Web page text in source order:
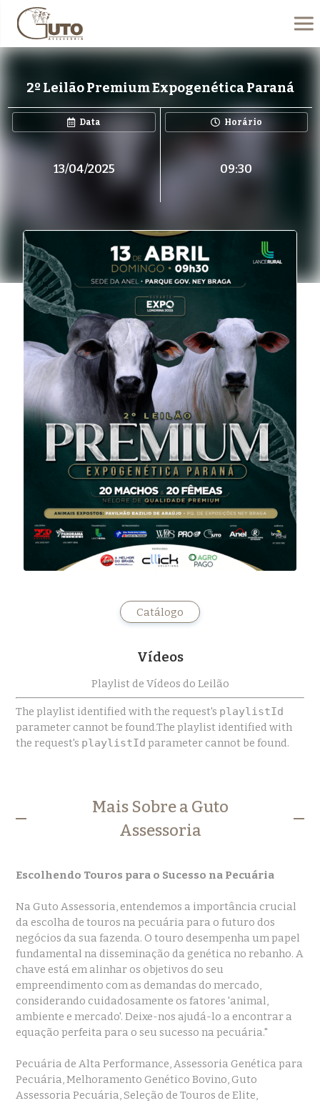
2º Leilão Premium Expogenética Paraná
Data
13/04/2025
Horário
09:30
Catálogo
Vídeos
Playlist de Vídeos do Leilão
The playlist identified with the request's playlistId
parameter cannot be found.The playlist identified with
the request's playlistId parameter cannot be found.
Mais Sobre a Guto
Assessoria
Escolhendo Touros para o Sucesso na Pecuária
Na Guto Assessoria, entendemos a importância crucial
da escolha de touros na pecuária para o futuro dos
negócios da sua fazenda. O touro desempenha um papel
fundamental na disseminação da genética no rebanho. A
chave está em alinhar os objetivos do seu
empreendimento com as demandas do mercado,
considerando cuidadosamente os fatores 'animal,
ambiente e mercado'. Deixe-nos ajudá-lo a encontrar a
equação perfeita para o seu sucesso na pecuária."
Pecuária de Alta Performance, Assessoria Genética para
Pecuária, Melhoramento Genético Bovino, Guto
Assessoria Pecuária, Seleção de Touros de Elite,